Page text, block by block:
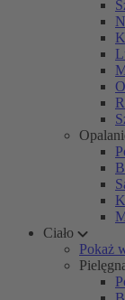
Ciało
Pokaż